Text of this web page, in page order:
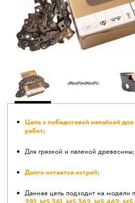
Цепь с победитовой напайкой
работ;
Для грязной и паленой древесины;
Долго остается острой;
Данная цепь подходит на модели